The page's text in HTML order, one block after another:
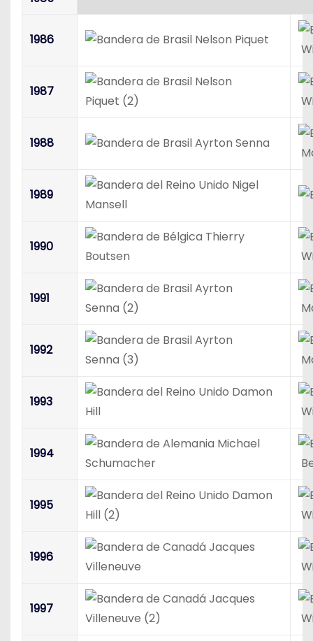
1986 Nelson Piquet
1987
Nelson
Piquet (2)
1988 Ayrton Senna
1989
Nigel
Mansell
1990
Thierry
Boutsen
1991
Ayrton
Senna (2)
1992
Ayrton
Senna (3)
1993
Damon
Hill
1994
Michael
Schumacher
1995
Damon
Hill (2)
1996
Jacques
Villeneuve
1997
Jacques
Villeneuve (2)